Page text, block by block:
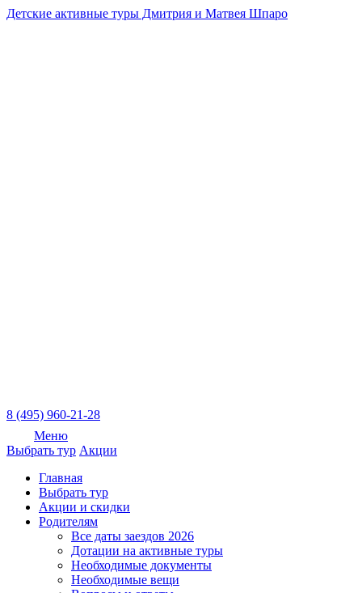
Детские активные туры Дмитрия и Матвея Шпаро
8 (495) 960-21-28
Меню
Выбрать тур Акции
Главная
Выбрать тур
Акции и скидки
Родителям
Все даты заездов 2026
Дотации на активные туры
Необходимые документы
Необходимые вещи